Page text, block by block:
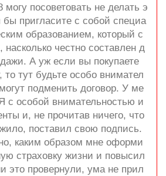
посоветовать не делать э
бы пригласите с собой специа
образованием, который с
насколько честно составлен д
А уж если вы покупаете
тут будьте особо внимател
подменить договор. У ме
с особой внимательностью и
и, не прочитав ничего, что
поставил свою подпись.
каким образом мне оформи
страховку жизни и повысил
это провернули, ума не прил